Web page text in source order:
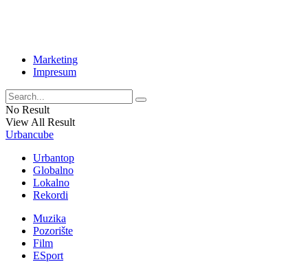
Marketing
Impresum
No Result
View All Result
Urbancube
Urbantop
Globalno
Lokalno
Rekordi
Muzika
Pozorište
Film
ESport